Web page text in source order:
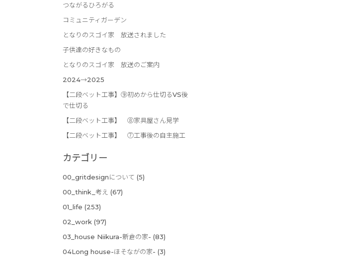
つながるひろがる
コミュニティガーデン
となりのスゴイ家 放送されました
子供達の好きなもの
となりのスゴイ家 放送のご案内
2024→2025
【二段ベット工事】⑨初めから仕切るVS後
で仕切る
【二段ベット工事】 ⑧家具屋さん見学
【二段ベット工事】 ⑦工事後の自主施工
カテゴリー
00_gritdesignについて (5)
00_think_考え (67)
01_life (253)
02_work (97)
03_house Niikura-新倉の家- (83)
04Long house-ほそながの家- (3)